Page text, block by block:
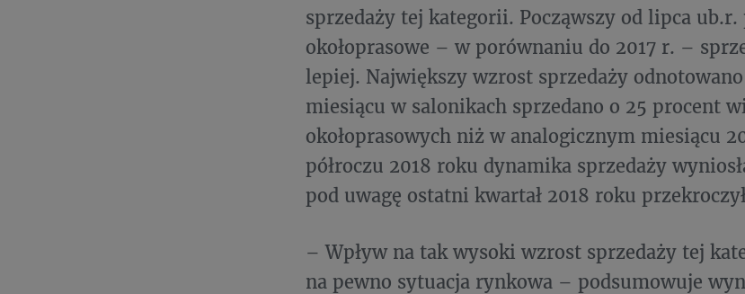
sprzedaży tej kategorii. Począwszy od lipca
okołoprasowe – w porównaniu do 2017 r. –
lepiej. Największy wzrost sprzedaży
miesiącu w salonikach sprzedano o 25 procent
okołoprasowych niż w analogicznym miesiącu
półroczu 2018 roku dynamika sprzedaży
pod uwagę ostatni kwartał 2018 roku
– Wpływ na tak wysoki wzrost sprzedaży tej
na pewno sytuacja rynkowa – podsumowuje